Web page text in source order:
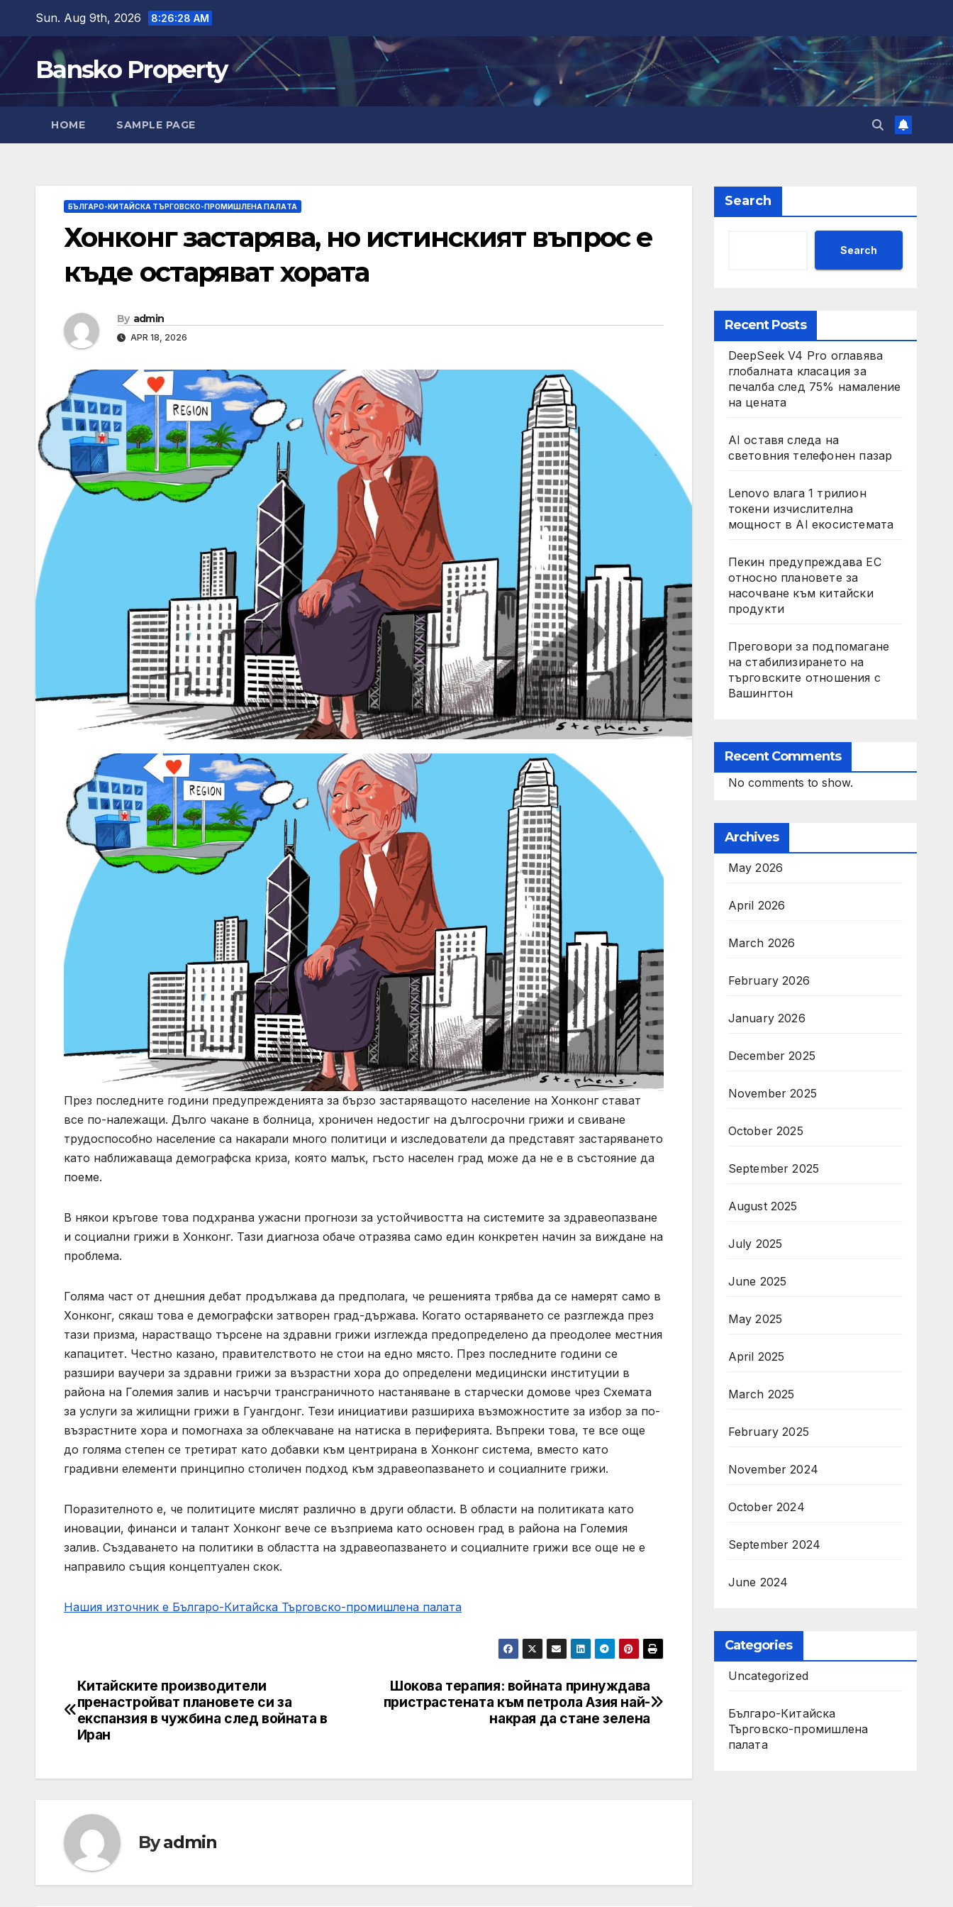
content
Sun. Aug 9th, 2026 8:26:29 AM
Bansko Property
HOME SAMPLE PAGE
БЪЛГАРО-КИТАЙСКА ТЪРГОВСКО-ПРОМИШЛЕНА ПАЛAТА
Хонконг застарява, но истинският въпрос е
къде остаряват хората
By admin
APR 18, 2026
През последните години предупрежденията за бързо застаряващото население на Хонконг стават
все по-належащи. Дълго чакане в болница, хроничен недостиг на дългосрочни грижи и свиване
трудоспособно население са накарали много политици и изследователи да представят застаряването
като наближаваща демографска криза, която малък, гъсто населен град може да не е в състояние да
поеме.
В някои кръгове това подхранва ужасни прогнози за устойчивостта на системите за здравеопазване
и социални грижи в Хонконг. Тази диагноза обаче отразява само един конкретен начин за виждане на
проблема.
Голяма част от днешния дебат продължава да предполага, че решенията трябва да се намерят само в
Хонконг, сякаш това е демографски затворен град-държава. Когато остаряването се разглежда през
тази призма, нарастващо търсене на здравни грижи изглежда предопределено да преодолее местния
капацитет. Честно казано, правителството не стои на едно място. През последните години се
разшири ваучери за здравни грижи за възрастни хора до определени медицински институции в
района на Големия залив и насърчи трансграничното настаняване в старчески домове чрез Схемата
за услуги за жилищни грижи в Гуангдонг. Тези инициативи разшириха възможностите за избор за по-
възрастните хора и помогнаха за облекчаване на натиска в периферията. Въпреки това, те все още
до голяма степен се третират като добавки към центрирана в Хонконг система, вместо като
градивни елементи принципно столичен подход към здравеопазването и социалните грижи.
Поразителното е, че политиците мислят различно в други области. В области на политиката като
иновации, финанси и талант Хонконг вече се възприема като основен град в района на Големия
залив. Създаването на политики в областта на здравеопазването и социалните грижи все още не е
направило същия концептуален скок.
Нашия източник е Българо-Китайска Търговско-промишлена палaта
Post
navigation
Шокова терапия: войната принуждава
пристрастената към петрола Азия най-
накрая да стане зелена
Китайските производители
пренастройват плановете си за
експанзия в чужбина след войната в
Иран
Byadmin
Search
Search
Recent Posts
DeepSeek V4 Pro оглавява
глобалната класация за
печалба след 75% намаление
на цената
AI оставя следа на
световния телефонен пазар
Lenovo влага 1 трилион
токени изчислителна
мощност в AI екосистемата
Пекин предупреждава ЕС
относно плановете за
насочване към китайски
продукти
Преговори за подпомагане
на стабилизирането на
търговските отношения с
Вашингтон
Recent Comments
No comments to show.
Archives
May 2026
April 2026
March 2026
February 2026
January 2026
December 2025
November 2025
October 2025
September 2025
August 2025
July 2025
June 2025
May 2025
April 2025
March 2025
February 2025
November 2024
October 2024
September 2024
June 2024
Categories
Uncategorized
Българо-Китайска
Търговско-промишлена
палaта